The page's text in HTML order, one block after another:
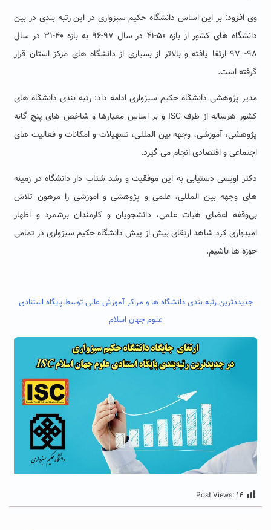
وی افزود: بر این اساس دانشگاه حکیم سبزواری در این رتبه بندی در بین
دانشگاه های کشور از بازه ۵۰-۴۱ در سال ۹۷-۹۶ به بازه ۴۰-۳۱ در سال
۹۸- ۹۷ ارتقا یافته و بالاتر از بسیاری از دانشگاه های مرکز استان قرار
گرفته است.
مدیر پژوهشی دانشگاه حکیم سبزواری ادامه داد: رتبه‌ بندی دانشگاه ‌های
کشور هرساله از طرف ISC و بر اساس معیارها و شاخص‌ های پنج‌ گانه
پژوهشی، آموزشی، وجهه بین‌ المللی، تسهیلات و امکانات و فعالیت‌ های
اجتماعی و اقتصادی انجام می گیرد.
دکتر اویسی دستیابی به این موفقیت و رشد شتاب ‌دار دانشگاه در زمینه‌
های وجهه بین المللی، علمی و پژوهشی و اموزشی را مرهون تلاش
بی‌وقفه اعضای هیات علمی، دانشجویان و کارمندان برشمرد و اظهار
امیدواری کرد شاهد ارتقای بیش از پیش دانشگاه حکیم سبزواری در تمامی
حوزه ها باشیم.
جدیددترین رتبه بندی دانشگاه ها و مراکر آموزش عالی توسط پایگاه استنادی
علوم جهان اسلام
Post Views: ۱۴